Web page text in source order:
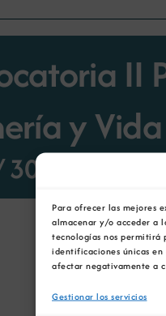
Para ofrecer las mejores
almacenar y/o acceder a
tecnologías nos permitirá
identificaciones únicas
afectar negativamente a
Gestionar los servicios
II
y Vida
30 de junio